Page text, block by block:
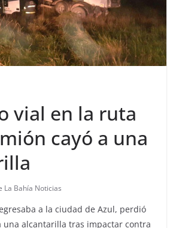
vial en la ruta
cayó a una
La Bahía Noticias
a la ciudad de Azul, perdió
una alcantarilla tras impactar contra